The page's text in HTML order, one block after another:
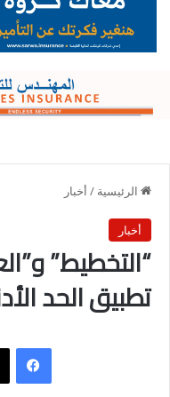
الرئيسية / أخبار
أخبار
“التخطيط”
تطبيق الحد
فيسبوك